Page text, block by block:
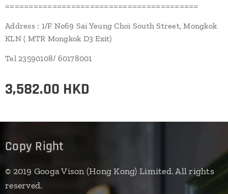
=========================================
Address : 1/F No69 Sai Yeung Choi South Street, Mongkok
KLN ( MTR Mongkok D3 Exit)
Tel 23590108/ 60178001
3,582.00 HKD
Copy Right
© 2019 Googa Vison (Hong Kong) Limited. All rights
reserved.